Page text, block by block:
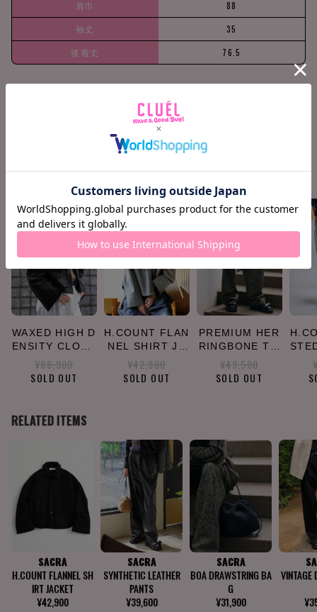
肩巾
88
袖丈
35
後着丈
76.5
158cm / 51kg Find your size
WAXED HIGH D
ENSITY CLOTH
SHORT JACKE
T
¥86,900
SOLD OUT
H.COUNT FLAN
NEL SHIRT JA
CKET
¥42,900
SOLD OUT
PREMIUM HER
RINGBONE TW
EED PANTS
¥49,500
SOLD OUT